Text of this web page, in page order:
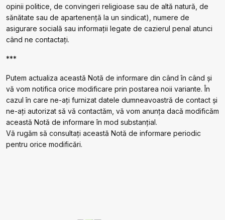
opinii politice, de convingeri religioase sau de altă natură, de
sănătate sau de apartenență la un sindicat), numere de
asigurare socială sau informații legate de cazierul penal atunci
când ne contactați.
***
Putem actualiza această Notă de informare din când în când și
vă vom notifica orice modificare prin postarea noii variante. În
cazul în care ne-ați furnizat datele dumneavoastră de contact și
ne-ați autorizat să vă contactăm, vă vom anunța dacă modificăm
această Notă de informare în mod substanțial.
Vă rugăm să consultați această Notă de informare periodic
pentru orice modificări.